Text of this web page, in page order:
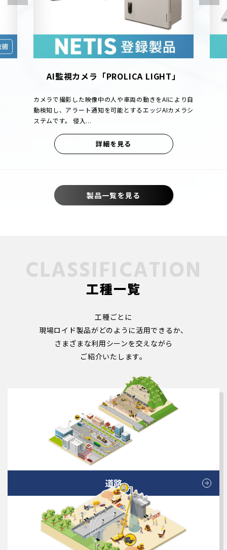
AI監視カメラ「PROLICA LIGHT」
カメラで撮影した映像中の人や車両の動きをAIにより自
動検知し、アラート通知を可能とするエッジAIカメラシ
ステムです。 侵入...
詳細を見る
製品一覧を見る
工種一覧
工種ごとに
現場ロイド製品がどのように活用できるか、
さまざまな利用シーンを交えながら
ご紹介いたします。
道路